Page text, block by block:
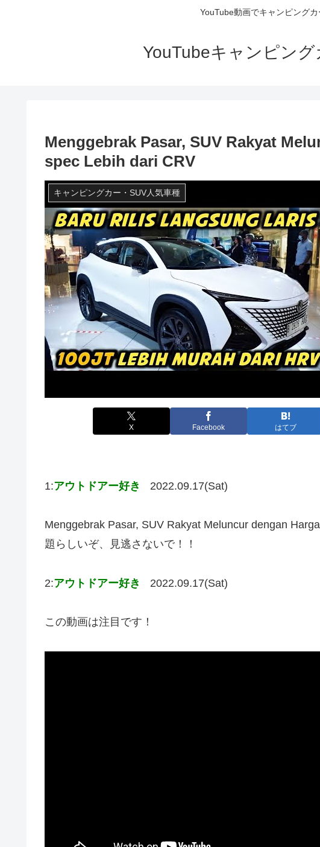
YouTube動画でキャンピング
YouTubeキャンピン
Menggebrak Pasar, SUV Rakyat
spec Lebih dari CRV
キャンピングカー・SUV人気車種
X Facebook はてブ
1:アウトドアー好き 2022.09.17(Sat)
Menggebrak Pasar, SUV Rakyat Meluncur dengan
題らしいぞ、見逃さないで！！
2:アウトドアー好き 2022.09.17(Sat)
この動画は注目です！